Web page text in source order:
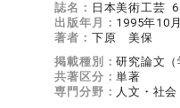
誌名： 日本美術工芸
出版年月： 1995年10月
著者： 下原 美保
掲載種別：研究論文（
共著区分：単著
専門分野： 人文・社